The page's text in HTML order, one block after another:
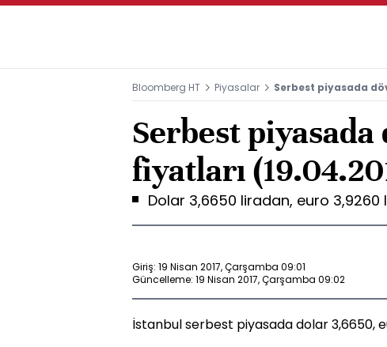
Bloomberg HT Piyasalar Serbest piyasada
Serbest piyasada
fiyatları
Dolar 3,6650 liradan, euro 3,9260
Giriş: 19 Nisan 2017, Çarşamba 09:01
Güncelleme: 19 Nisan 2017, Çarşamba 09:02
İstanbul serbest piyasada dolar 3,6650,